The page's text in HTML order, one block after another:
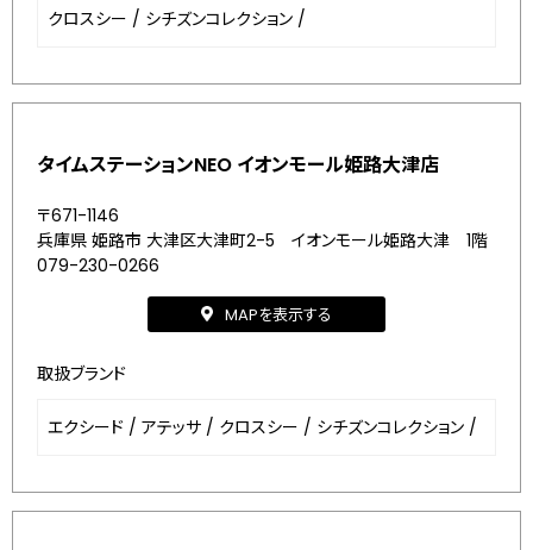
クロスシー / シチズンコレクション /
タイムステーションNEO イオンモール姫路大津店
〒671-1146
兵庫県 姫路市 大津区大津町2-5 イオンモール姫路大津 1階
079-230-0266
MAPを表示する
取扱ブランド
エクシード / アテッサ / クロスシー / シチズンコレクション /